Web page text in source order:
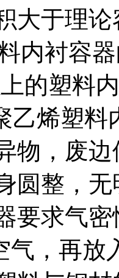
大于理
内衬容
的塑料
乙烯塑
物，废
圆整，
求气密
气，再